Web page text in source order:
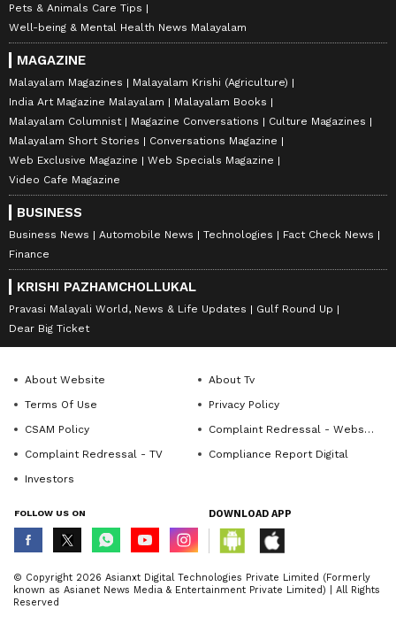
Pets & Animals Care Tips
Well-being & Mental Health News Malayalam
MAGAZINE
Malayalam Magazines
Malayalam Krishi (Agriculture)
India Art Magazine Malayalam
Malayalam Books
Malayalam Columnist
Magazine Conversations
Culture Magazines
Malayalam Short Stories
Conversations Magazine
Web Exclusive Magazine
Web Specials Magazine
Video Cafe Magazine
BUSINESS
Business News Automobile News Technologies
Fact Check News
Finance
KRISHI PAZHAMCHOLLUKAL
Pravasi Malayali World, News & Life Updates
Gulf Round Up
Dear Big Ticket
About Website
About Tv
Terms Of Use
Privacy Policy
CSAM Policy
Complaint Redressal - Website
Complaint Redressal - TV
Compliance Report Digital
Investors
FOLLOW US ON DOWNLOAD APP
© Copyright 2026 Asianxt Digital Technologies Private Limited (Formerly
known as Asianet News Media & Entertainment Private Limited) | All Rights
Reserved